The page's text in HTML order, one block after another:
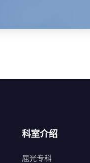
科室介绍
屈光专科